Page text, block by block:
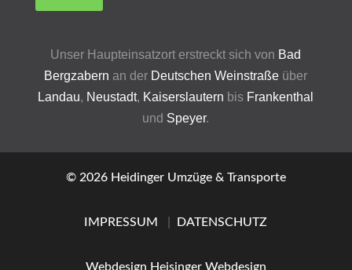
Unser Haupteinsatzort erstreckt sich von Bad
Bergzabern an der Deutschen Weinstraße über
Landau, Neustadt, Kaiserslautern bis Frankenthal
und Speyer.
© 2026 Heidinger Umzüge & Transporte
IMPRESSUM DATENSCHUTZ
Webdesign Heisinger Webdesign